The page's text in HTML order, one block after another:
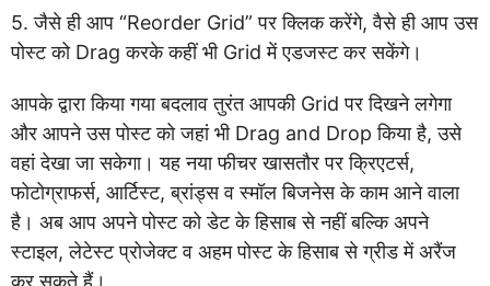
5. जैसे ही आप “Reorder Grid” पर क्लिक करेंगे, वैसे ही आप उस
पोस्ट को Drag करके कहीं भी Grid में एडजस्ट कर सकेंगे।
आपके द्वारा किया गया बदलाव तुरंत आपकी Grid पर दिखने लगेगा
और आपने उस पोस्ट को जहां भी Drag and Drop किया है, उसे
वहां देखा जा सकेगा। यह नया फीचर खासतौर पर क्रिएटर्स,
फोटोग्राफर्स, आर्टिस्ट, ब्रांड्स व स्मॉल बिजनेस के काम आने वाला
है। अब आप अपने पोस्ट को डेट के हिसाब से नहीं बल्कि अपने
स्टाइल, लेटेस्ट प्रोजेक्ट व अहम पोस्ट के हिसाब से ग्रीड में अरैंज